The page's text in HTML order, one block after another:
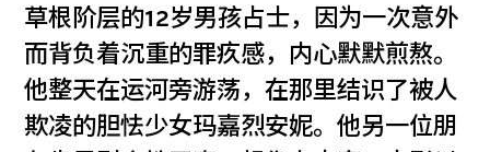
草根阶层的12岁男孩占士，因为一次意外
而背负着沉重的罪疚感，内心默默煎熬。
他整天在运河旁游荡，在那里结识了被人
欺凌的胆怯少女玛嘉烈安妮。他另一位朋